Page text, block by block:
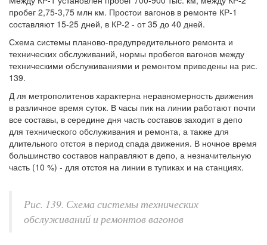
пробег 2,75-3,75 млн км. Простои вагонов в ремонте КР-1
составляют 15-25 дней, в КР-2 - от 35 до 40 дней.
Схема системы планово-предупредительного ремонта и
технических обслуживаний, нормы пробегов вагонов между
техническими обслуживаниями и ремонтом приведены на рис.
139.
Д ля метрополитенов характерна неравномерность движения
в различное время суток. В часы пик на линии работают почти
все составы, в середине дня часть составов заходит в депо
для технического обслуживания и ремонта, а также для
длительного отстоя в период спада движения. В ночное время
большинство составов направляют в депо, а незначительную
часть (10 %) - для отстоя на линии в тупиках и на станциях.
Рис. 139. Схема системы технических
обслуживаний и ремонтов вагонов